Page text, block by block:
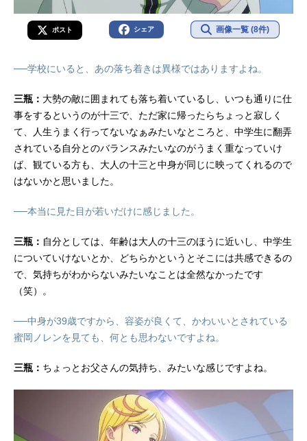
ポスト シェア 画像一覧 (8件)
──学校にいると、あの落ち着きは異様ではありますよね。
三瓶： 大勢の敵に囲まれても落ち着いているし、いつも通りに仕
事をするというのが十三で、ただ家に帰ったらちょっと寂しく
て、人生うまく行ってないなぁみたいなところと、中学生に翻弄
されている自分とのバランスみたいなのがうまく重なっていけ
ば、観ている方も、大人の十三と中身が同じに映ってくれるので
はないかと思いました。
──本当に見た目が若いだけに感じました。
三瓶： 自分としては、年齢は大人の十三のほうに近いし、中学生
についていけないとか、どちらかというとそこには共感できるの
で、気持ちがわからないみたいなことは全然なかったです
（笑）。
──中身が39歳ですから、容姿が良くて、かわいいとされている
蜜岡ノレンを見ても、何とも思わないですよね。
三瓶： ちょっとお父さんの気持ち、みたいな感じですよね。